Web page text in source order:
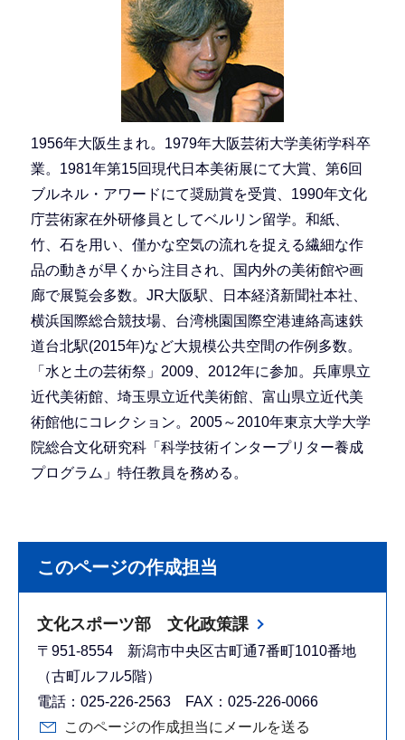
1956年大阪生まれ。1979年大阪芸術大学美術学科卒
業。1981年第15回現代日本美術展にて大賞、第6回
ブルネル・アワードにて奨励賞を受賞、1990年文化
庁芸術家在外研修員としてベルリン留学。和紙、
竹、石を用い、僅かな空気の流れを捉える繊細な作
品の動きが早くから注目され、国内外の美術館や画
廊で展覧会多数。JR大阪駅、日本経済新聞社本社、
横浜国際総合競技場、台湾桃園国際空港連絡高速鉄
道台北駅(2015年)など大規模公共空間の作例多数。
「水と土の芸術祭」2009、2012年に参加。兵庫県立
近代美術館、埼玉県立近代美術館、富山県立近代美
術館他にコレクション。2005～2010年東京大学大学
院総合文化研究科「科学技術インタープリター養成
プログラム」特任教員を務める。
このページの作成担当
文化スポーツ部 文化政策課
〒951-8554 新潟市中央区古町通7番町1010番地
（古町ルフル5階）
電話：025-226-2563 FAX：025-226-0066
このページの作成担当にメールを送る